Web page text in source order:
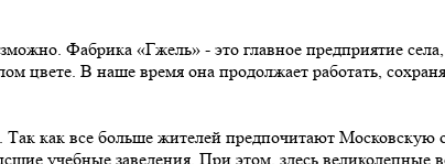
Фабрика «Гжель» - это главное предприятие
В наше время она продолжает работать,
как все больше жителей предпочитают Московскую
учебные заведения. При этом, здесь великолепные